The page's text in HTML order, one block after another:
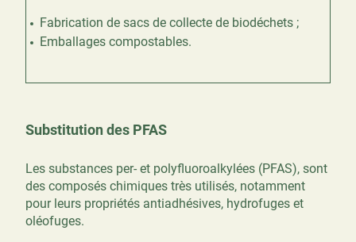
Fabrication de sacs de collecte de biodéchets ;
Emballages compostables.
Substitution des PFAS
Les substances per- et polyfluoroalkylées (PFAS), sont
des composés chimiques très utilisés, notamment
pour leurs propriétés antiadhésives, hydrofuges et
oléofuges.